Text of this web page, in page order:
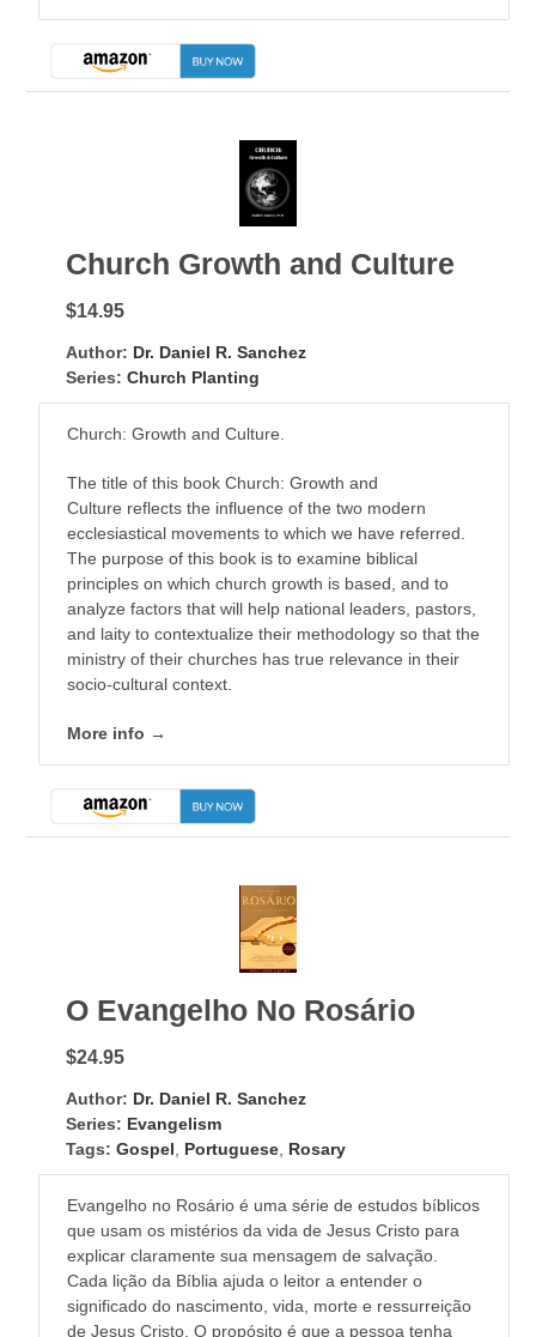
Church Growth and Culture
$14.95
Author: Dr. Daniel R. Sanchez
Series: Church Planting
Church: Growth and Culture.
The title of this bookChurch: Growth and
Culture reflects the influence of the two modern
ecclesiastical movements to which we have referred.
The purpose of this book is to examine biblical
principles on which church growth is based, and to
analyze factors that will help national leaders, pastors,
and laity to contextualize their methodology so that the
ministry of their churches has true relevance in their
socio-cultural context.
More info →
O Evangelho No Rosário
$24.95
Author: Dr. Daniel R. Sanchez
Series: Evangelism
Tags: Gospel Portuguese Rosary
Evangelho no Rosário é uma série de estudos bíblicos
que usam os mistérios da vida de Jesus Cristo para
explicar claramente sua mensagem de salvação.
Cada lição da Bíblia ajuda o leitor a entender o
significado do nascimento, vida, morte e ressurreição
de Jesus Cristo. O propósito é que a pessoa tenha